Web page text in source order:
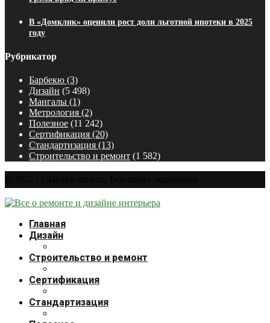
В «Домклик» оценили рост доли льготной ипотеки в 2025
году
Рубрикатор
Барбекю (3)
Дизайн (5 498)
Мангалы (1)
Метрология (2)
Полезное (11 242)
Сертификация (20)
Стандартизация (13)
Строительство и ремонт (1 582)
Главная
Дизайн
Строительство и ремонт
Сертификация
Стандартизация